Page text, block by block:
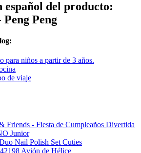
español del producto:
Peng
para niños a partir de 3 años.
de viaje
Friends - Fiesta de Cumpleaños Divertida
Junior
Nail Polish Set Cuties
Avión de Hélice